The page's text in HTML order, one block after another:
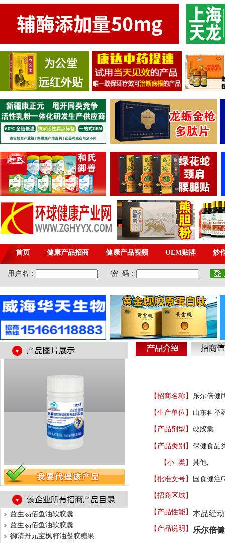
益生易佰鱼油软胶囊
益生易佰鱼油软胶囊
御清丹元宝枫籽油凝胶糖果
【招商名称】 乐尔倍健
【生产单位】 山东科举
【产品剂型】 硬胶囊
【产品类别】 保健食品
【小 类】 其他,
【批准文号】 国食健注
【招商区域】
【产品性能】 本品经
【产品说明】 乐尔倍